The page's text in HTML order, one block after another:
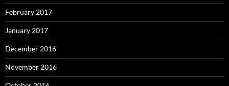
February 2017
January 2017
December 2016
November 2016